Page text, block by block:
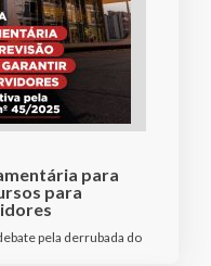
para
para
pela derrubada do